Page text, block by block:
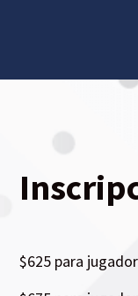
$625 para